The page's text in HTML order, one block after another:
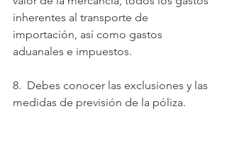
inherentes al transporte de
importación, así como gastos
aduanales e impuestos.
8.  Debes conocer las exclusiones y las
medidas de previsión de la póliza.